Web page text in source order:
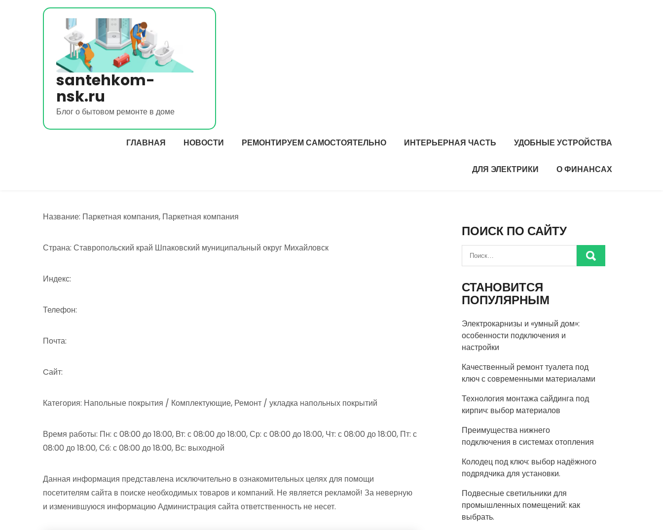
santehkom-
nsk.ru
Блог о бытовом ремонте в доме
ГЛАВНАЯ НОВОСТИ РЕМОНТИРУЕМ САМОСТОЯТЕЛЬНО ИНТЕРЬЕРНАЯ ЧАСТЬ УДОБНЫЕ УСТРОЙСТВА
ДЛЯ ЭЛЕКТРИКИ О ФИНАНСАХ
Название: Паркетная компания, Паркетная компания
Страна: Ставропольский край Шпаковский муниципальный округ Михайловск
Индекс:
Телефон:
Почта:
Cайт:
Категория: Напольные покрытия / Комплектующие, Ремонт / укладка напольных покрытий
Время работы: Пн: с 08:00 до 18:00, Вт: с 08:00 до 18:00, Ср: с 08:00 до 18:00, Чт: с 08:00 до 18:00, Пт: с
08:00 до 18:00, Сб: с 08:00 до 18:00, Вс: выходной
Данная информация представлена исключительно в ознакомительных целях для помощи
посетителям сайта в поиске необходимых товаров и компаний. Не является рекламой! За неверную
и изменившуюся информацию Администрация сайта ответственность не несет.
ПОИСК ПО САЙТУ
СТАНОВИТСЯ
ПОПУЛЯРНЫМ
Электрокарнизы и «умный дом»:
особенности подключения и
настройки
Качественный ремонт туалета под
ключ с современными материалами
Технология монтажа сайдинга под
кирпич: выбор материалов
Преимущества нижнего
подключения в системах отопления
Колодец под ключ: выбор надёжного
подрядчика для установки.
Подвесные светильники для
промышленных помещений: как
выбрать.